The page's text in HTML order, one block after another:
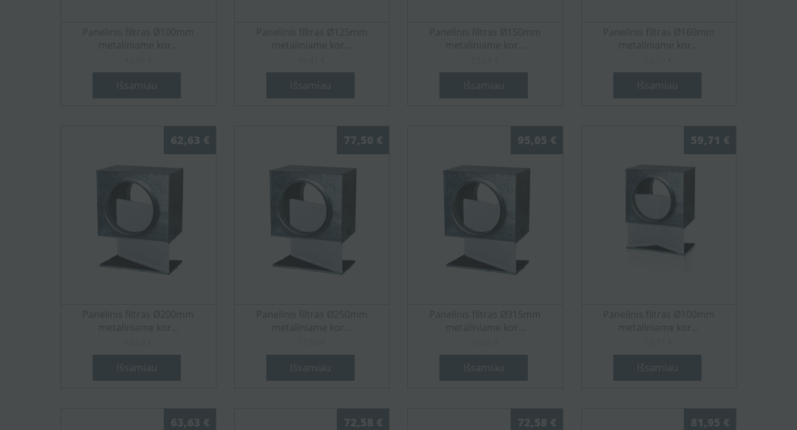
Panelinis filtras Ø100mm
metaliniame kor...
Išsamiau
Panelinis filtras Ø125mm
metaliniame kor...
Išsamiau
Panelinis filtras Ø150mm
metaliniame kor...
Išsamiau
Panelinis filtras Ø160mm
metaliniame kor...
Išsamiau
62,63 €
Panelinis filtras Ø200mm
metaliniame kor...
Išsamiau
77,50 €
Panelinis filtras Ø250mm
metaliniame kor...
Išsamiau
95,05 €
Panelinis filtras Ø315mm
metaliniame kor...
Išsamiau
59,71 €
Panelinis filtras Ø100mm
metaliniame kor...
Išsamiau
63,63 € 72,58 € 72,58 € 81,95 €